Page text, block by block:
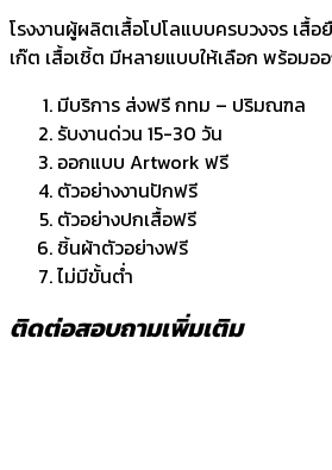
โรงงานผู้ผลิตเสื้อโปโลแบบครบวงจร เสื้
เก๊ต เสื้อเชิ้ต มีหลายแบบให้เลือก พร้อมอ
มีบริการ ส่งฟรี กทม – ปริมณฑล
รับงานด่วน 15-30 วัน
ออกแบบ Artwork ฟรี
ตัวอย่างงานปักฟรี
ตัวอย่างปกเสื้อฟรี
ชิ้นผ้าตัวอย่างฟรี
ไม่มีขั้นต่ำ
ติดต่อสอบถามเพิ่มเติม